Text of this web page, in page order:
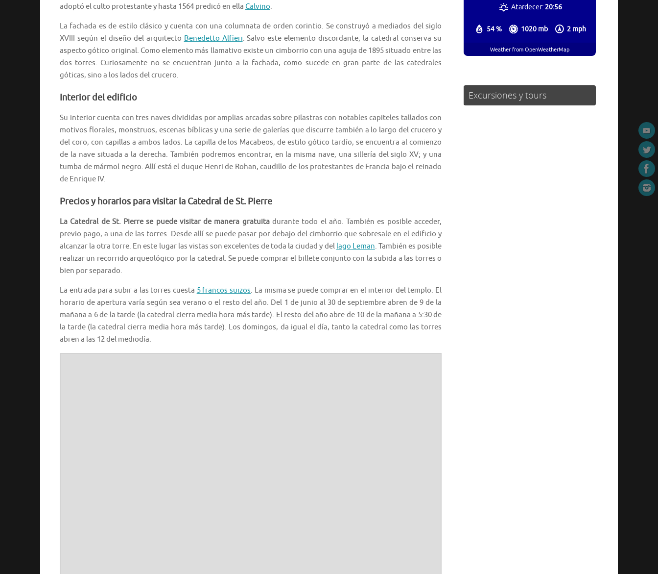
adoptó el culto protestante y hasta 1564 predicó en ella Calvino.
La fachada es de estilo clásico y cuenta con una columnata de orden corintio. Se construyó a mediados del siglo
XVIII según el diseño del arquitecto Benedetto Alfieri. Salvo este elemento discordante, la catedral conserva su
aspecto gótico original. Como elemento más llamativo existe un cimborrio con una aguja de 1895 situado entre las
dos torres. Curiosamente no se encuentran junto a la fachada, como sucede en gran parte de las catedrales
góticas, sino a los lados del crucero.
Interior del edificio
Su interior cuenta con tres naves divididas por amplias arcadas sobre pilastras con notables capiteles tallados con
motivos florales, monstruos, escenas bíblicas y una serie de galerías que discurre también a lo largo del crucero y
del coro, con capillas a ambos lados. La capilla de los Macabeos, de estilo gótico tardío, se encuentra al comienzo
de la nave situada a la derecha. También podremos encontrar, en la misma nave, una sillería del siglo XV; y una
tumba de mármol negro. Allí está el duque Henri de Rohan, caudillo de los protestantes de Francia bajo el reinado
de Enrique IV.
Precios y horarios para visitar la Catedral de St. Pierre
La Catedral de St. Pierre se puede visitar de manera gratuitadurante todo el año. También es posible acceder,
previo pago, a una de las torres. Desde allí se puede pasar por debajo del cimborrio que sobresale en el edificio y
alcanzar la otra torre. En este lugar las vistas son excelentes de toda la ciudad y del lago Leman. También es posible
realizar un recorrido arqueológico por la catedral. Se puede comprar el billete conjunto con la subida a las torres o
bien por separado.
La entrada para subir a las torres cuesta 5 francos suizos. La misma se puede comprar en el interior del templo. El
horario de apertura varía según sea verano o el resto del año. Del 1 de junio al 30 de septiembre abren de 9 de la
mañana a 6 de la tarde (la catedral cierra media hora más tarde). El resto del año abre de 10 de la mañana a 5:30 de
la tarde (la catedral cierra media hora más tarde). Los domingos, da igual el día, tanto la catedral como las torres
abren a las 12 del mediodía.
54 % 1020 mb 2 mph
Atardecer:20:56
Weather from OpenWeatherMap
Excursiones y tours